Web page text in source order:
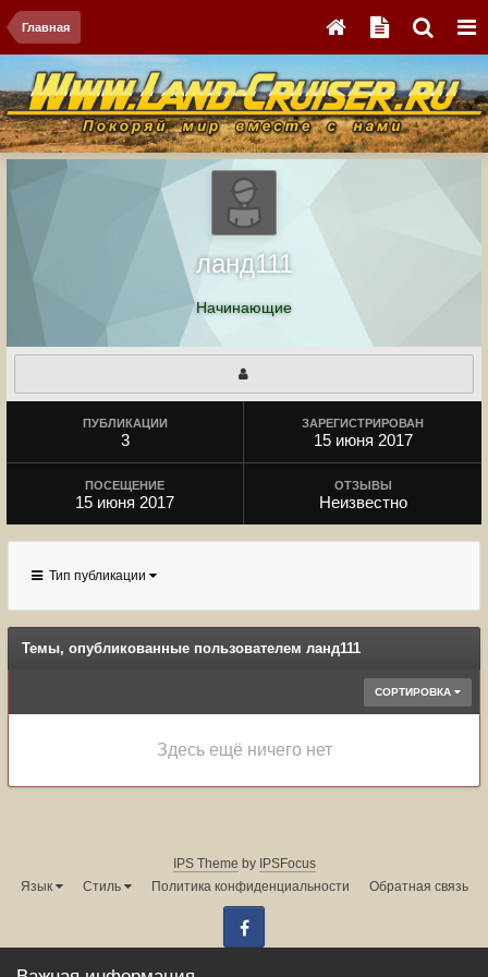
Главная
ланд111
Начинающие
ПУБЛИКАЦИИ
3
ЗАРЕГИСТРИРОВАН
15 июня 2017
ПОСЕЩЕНИЕ
15 июня 2017
ОТЗЫВЫ
Неизвестно
Тип публикации
Темы, опубликованные пользователем ланд111
СОРТИРОВКА
Здесь ещё ничего нет
IPS Theme by IPSFocus
Язык
Стиль Политика конфиденциальности Обратная связь
Администрация форума: